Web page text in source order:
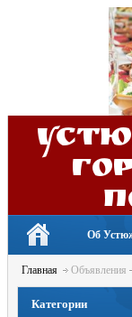
Об
Главная Объявления
Категории